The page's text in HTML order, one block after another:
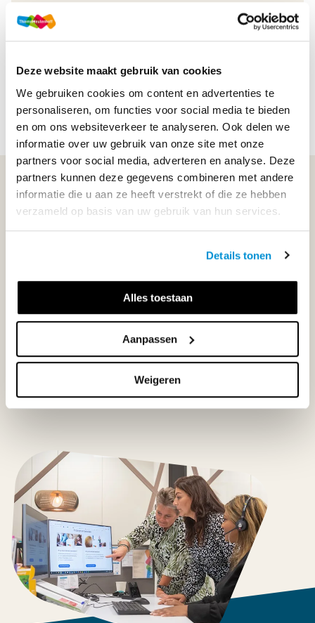
Deze website maakt gebruik van cookies
We gebruiken cookies om content en advertenties te
personaliseren, om functies voor social media te bieden
en om ons websiteverkeer te analyseren. Ook delen we
informatie over uw gebruik van onze site met onze
partners voor social media, adverteren en analyse. Deze
partners kunnen deze gegevens combineren met andere
informatie die u aan ze heeft verstrekt of die ze hebben
verzameld op basis van uw gebruik van hun services.
Details tonen
Alles toestaan
Aanpassen
Weigeren
Methode
New Interface LRN-line
WIJ STAAN VOOR JE KLAAR!
033-4483000
Klantenservice
Neem contact op